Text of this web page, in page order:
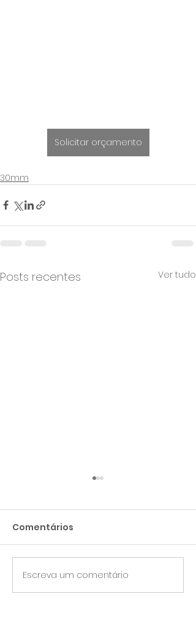
Solicitar orçamento
30mm
Posts recentes Ver tudo
Estampado - 30mm
Comentários
Escreva um comentário